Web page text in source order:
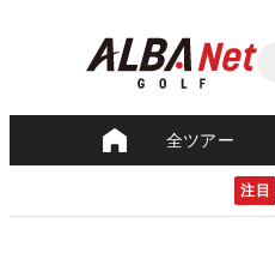
全ツアー
注目